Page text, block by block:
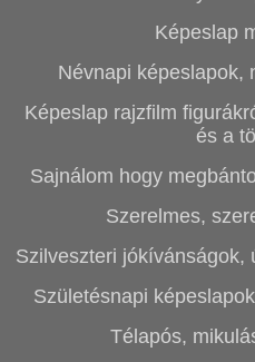
Képeslap
Névnapi képeslapok,
Képeslap rajzfilm
és a
Sajnálom hogy
Szerelmes,
Szilveszteri jókívánságok,
Születésnapi
Télapós,